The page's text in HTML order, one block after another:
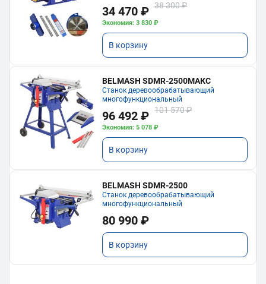
34 470 ₽ 38 300 ₽
Экономия: 3 830 ₽
В корзину
BELMASH SDMR-2500МАКС
Станок деревообрабатывающий
многофункциональный
96 492 ₽ 101 570 ₽
Экономия: 5 078 ₽
В корзину
BELMASH SDMR-2500
Станок деревообрабатывающий
многофункциональный
80 990 ₽
В корзину